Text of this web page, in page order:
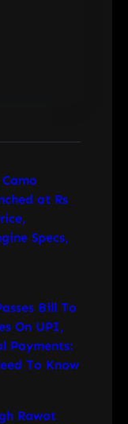
at Rs
Specs,
Bill To
On UPI,
Payments:
To Know
Rawat